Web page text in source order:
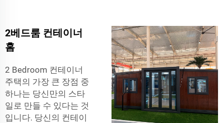
2베드룸 컨테이너
홈
2 Bedroom 컨테이너
주택의 가장 큰 장점 중
하나는 당신만의 스타
일로 만들 수 있다는 것
입니다. 당신의 컨테이